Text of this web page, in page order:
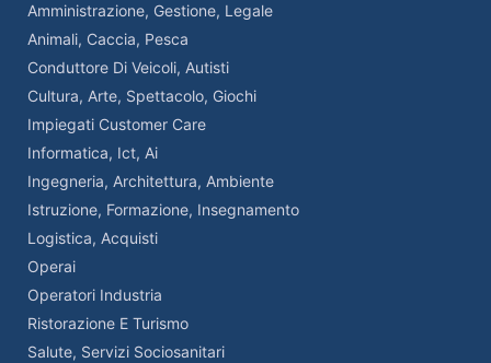
Amministrazione, Gestione, Legale
Animali, Caccia, Pesca
Conduttore Di Veicoli, Autisti
Cultura, Arte, Spettacolo, Giochi
Impiegati Customer Care
Informatica, Ict, Ai
Ingegneria, Architettura, Ambiente
Istruzione, Formazione, Insegnamento
Logistica, Acquisti
Operai
Operatori Industria
Ristorazione E Turismo
Salute, Servizi Sociosanitari